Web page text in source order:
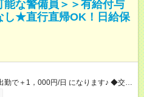
能な警備員＞＞有給付与
し★直行直帰OK！日給保
＋1，000円/日 になります♪ ◆交通
◆賞与あり ※規定あり ◆資格手当あり